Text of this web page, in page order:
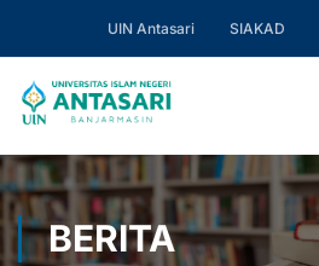
UIN Antasari SIAKAD
BERITA